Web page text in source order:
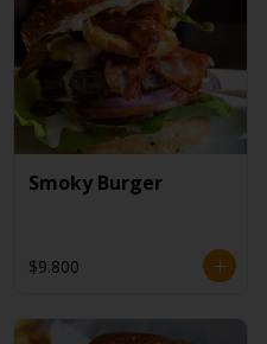
Smoky Burger
$9.800